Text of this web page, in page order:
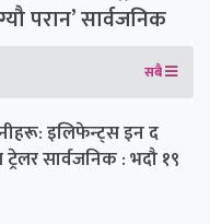
परान’ सार्वजनिक
सबै
इलिफेन्ट्स इन द
सार्वजनिक : भदौ १९